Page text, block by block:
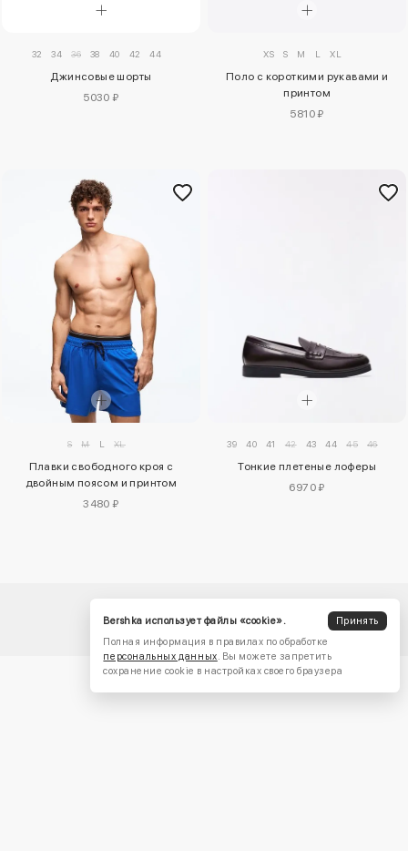
32 34 36 38 40 42 44
Джинсовые шорты
5030 ₽
XS S M L XL
Поло с короткими рукавами и
принтом
5810 ₽
S M L XL
Плавки свободного кроя с
двойным поясом и принтом
3480 ₽
39 40 41 42 43 44 45 46
Тонкие плетеные лоферы
6970 ₽
Bershka использует файлы «cookie».
Принять
Полная информация в правилах по обработке
персональных данных. Вы можете запретить
сохранение cookie в настройках своего браузера